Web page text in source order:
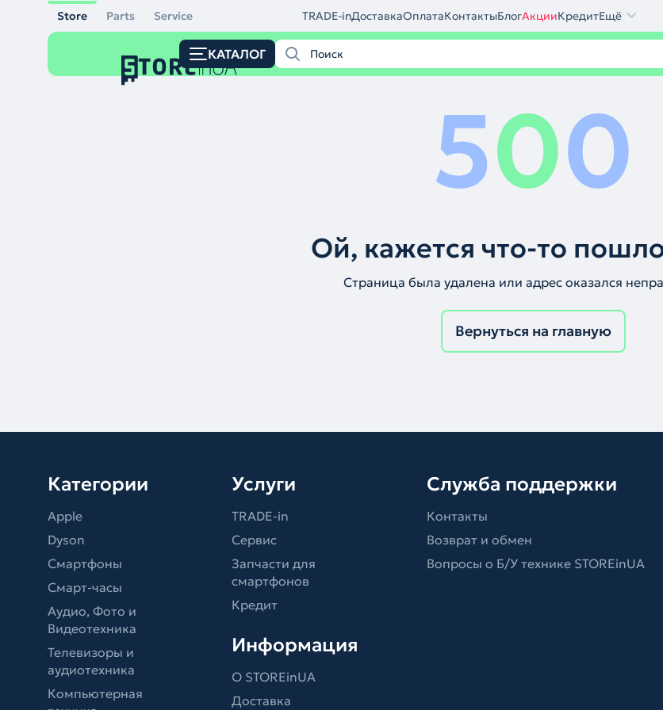
Store Parts Service TRADE-inДоставкаОплатаКонтактыБлогАкцииКредитЕщё
КАТАЛОГ
500
Ой, кажется что-то
Страница была удалена или адрес оказался
Вернуться на главную
Категории
Apple
Dyson
Смартфоны
Смарт-часы
Аудио, Фото и
Видеотехника
Телевизоры и
аудиотехника
Компьютерная
Услуги
TRADE-in
Сервис
Запчасти для
смартфонов
Кредит
Информация
О STOREinUA
Доставка
Служба поддержки
Контакты
Возврат и обмен
Вопросы о Б/У технике STOREinUA